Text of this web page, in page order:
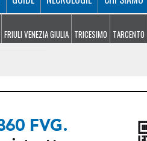
FRIULI VENEZIA GIULIA TRICESIMO TARCENTO